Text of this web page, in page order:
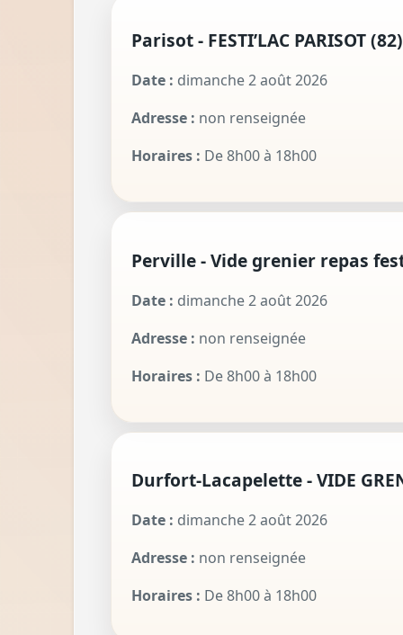
Parisot - FESTI’LAC PARISOT
Date : dimanche 2 août 2026
Adresse : non renseignée
Horaires : De 8h00 à 18h00
Perville - Vide grenier repas
Date : dimanche 2 août 2026
Adresse : non renseignée
Horaires : De 8h00 à 18h00
Durfort-Lacapelette - VIDE
Date : dimanche 2 août 2026
Adresse : non renseignée
Horaires : De 8h00 à 18h00